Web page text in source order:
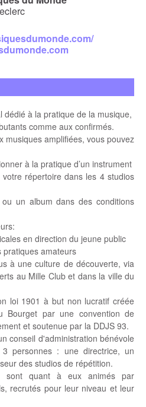
dédié à la pratique de la musique,
comme aux confirmés.
musiques amplifiées, vous pouvez
à la pratique d’un instrument
répertoire dans les 4 studios
un album dans des conditions
en direction du jeune public
pratiques amateurs
à une culture de découverte, via
au Mille Club et dans la ville du
loi 1901 à but non lucratif créée
par une convention de
et soutenue par la DDJS 93.
conseil d'administration bénévole
personnes : une directrice, un
des studios de répétition.
sont quant à eux animés par
recrutés pour leur niveau et leur